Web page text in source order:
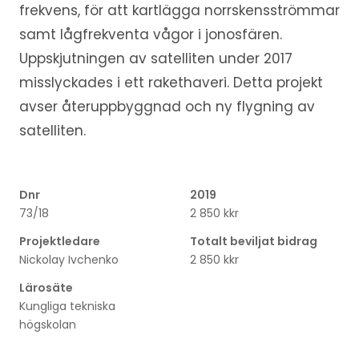
frekvens, för att kartlägga norrskensströmmar
samt lågfrekventa vågor i jonosfären.
Uppskjutningen av satelliten under 2017
misslyckades i ett rakethaveri. Detta projekt
avser återuppbyggnad och ny flygning av
satelliten.
Dnr
73/18
Projektledare
Nickolay Ivchenko
Lärosäte
Kungliga tekniska
högskolan
2019
2 850 kkr
Totalt beviljat bidrag
2 850 kkr